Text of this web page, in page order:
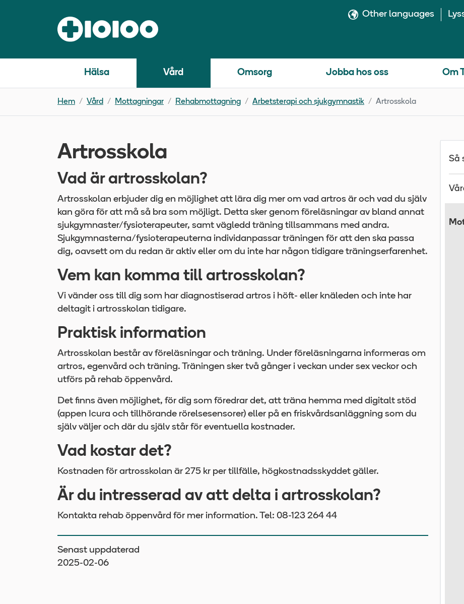
Other languages
Hälsa Vård Omsorg Jobba hos oss Om
Hem Vård Mottagningar Rehabmottagning Arbetsterapi och sjukgymnastik Artrosskola
Artrosskola
Vad är artrosskolan?
Artrosskolan erbjuder dig en möjlighet att lära dig mer om vad artros är och vad du själv
kan göra för att må så bra som möjligt. Detta sker genom föreläsningar av bland annat
sjukgymnaster/fysioterapeuter, samt vägledd träning tillsammans med andra.
Sjukgymnasterna/fysioterapeuterna individanpassar träningen för att den ska passa
dig, oavsett om du redan är aktiv eller om du inte har någon tidigare träningserfarenhet.
Vem kan komma till artrosskolan?
Vi vänder oss till dig som har diagnostiserad artros i höft- eller knäleden och inte har
deltagit i artrosskolan tidigare.
Praktisk information
Artrosskolan består av föreläsningar och träning. Under föreläsningarna informeras om
artros, egenvård och träning. Träningen sker två gånger i veckan under sex veckor och
utförs på rehab öppenvård.
Det finns även möjlighet, för dig som föredrar det, att träna hemma med digitalt stöd
(appen Icura och tillhörande rörelsesensorer) eller på en friskvårdsanläggning som du
själv väljer och där du själv står för eventuella kostnader.
Vad kostar det?
Kostnaden för artrosskolan är 275 kr per tillfälle, högkostnadsskyddet gäller.
Är du intresserad av att delta i artrosskolan?
Kontakta rehab öppenvård för mer information. Tel: 08-123 264 44
Senast uppdaterad
2025-02-06
Så